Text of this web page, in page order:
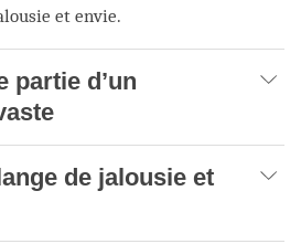
et envie.
partie d’un
de jalousie et